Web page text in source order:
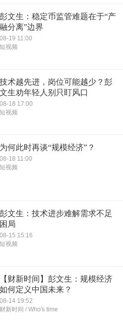
彭文生：稳定币监管难题在于“产
融分离”边界
08-19 11:00
短视频
技术越先进，岗位可能越少？彭
文生劝年轻人别只盯风口
08-18 17:00
短视频
为何此时再谈“规模经济”？
08-18 11:00
短视频
彭文生：技术进步难解需求不足
困局
08-15 15:16
短视频
【财新时间】彭文生：规模经济
如何定义中国未来？
08-14 19:52
财新时间 / Who's time